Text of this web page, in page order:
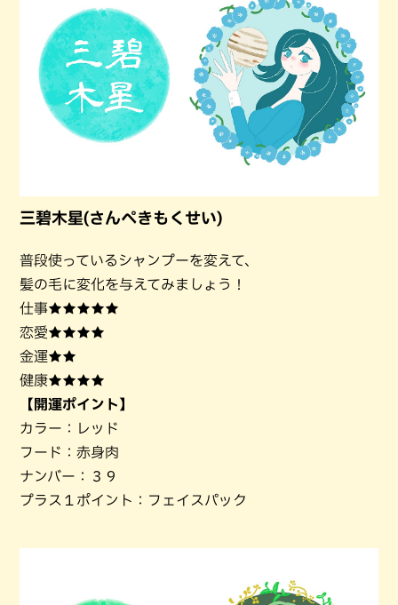
三碧木星(さんぺきもくせい)
普段使っているシャンプーを変えて、
髪の毛に変化を与えてみましょう！
仕事★★★★★
恋愛★★★★
金運★★
健康★★★★
【開運ポイント】
カラー：レッド
フード：赤身肉
ナンバー：３９
プラス１ポイント：フェイスパック